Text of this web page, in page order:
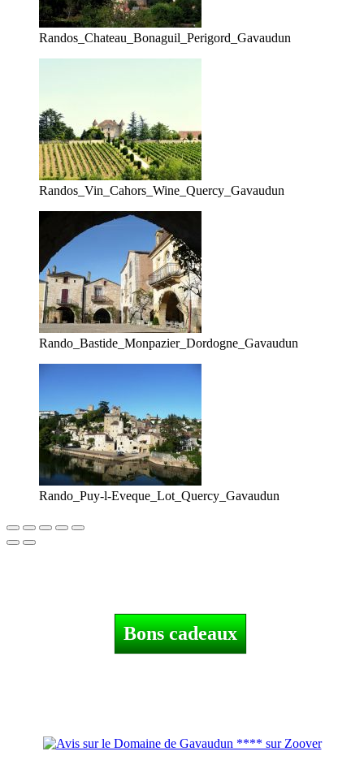
Randos_Chateau_Bonaguil_Perigord_Gavaudun
Randos_Vin_Cahors_Wine_Quercy_Gavaudun
Rando_Bastide_Monpazier_Dordogne_Gavaudun
Rando_Puy-l-Eveque_Lot_Quercy_Gavaudun